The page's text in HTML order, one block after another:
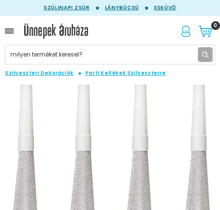
SZÜLINAPI ZSÚR LÁNYBÚCSÚ ESKÜVŐ
0
Szilveszteri Dekorációk Parti Kellékek Szilveszterre